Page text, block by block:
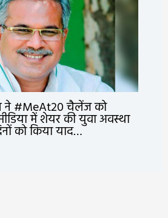
#MeAt20 चैलेंज को
में शेयर की युवा अवस्था
को किया याद…